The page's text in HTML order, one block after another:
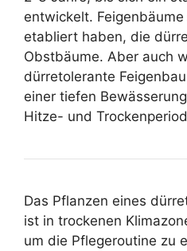
entwickelt.
etabliert haben, die
Obstbäume. Aber auch
dürretolerante
einer tiefen
Hitze- und
Das Pflanzen eines
ist in trockenen
um die Pflegeroutine zu